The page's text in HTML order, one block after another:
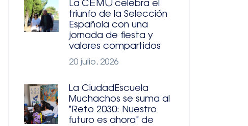
La CEMU celebra el
triunfo de la Selección
Española con una
jornada de fiesta y
valores compartidos
20 julio, 2026
La CiudadEscuela
Muchachos se suma al
"Reto 2030: Nuestro
futuro es ahora" de